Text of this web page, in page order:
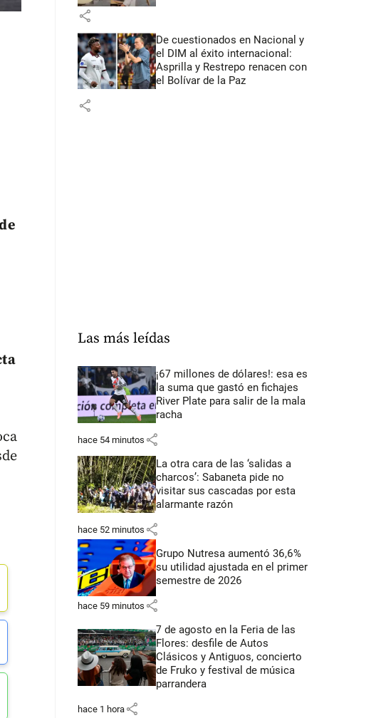
share
De cuestionados en Nacional y
el DIM al éxito internacional:
Asprilla y Restrepo renacen con
el Bolívar de la Paz
share
Las más leídas
¡67 millones de dólares!: esa es
la suma que gastó en fichajes
River Plate para salir de la mala
racha
hace 54 minutos share
La otra cara de las ‘salidas a
charcos’: Sabaneta pide no
visitar sus cascadas por esta
alarmante razón
hace 52 minutos share
Grupo Nutresa aumentó 36,6%
su utilidad ajustada en el primer
semestre de 2026
hace 59 minutos share
7 de agosto en la Feria de las
Flores: desfile de Autos
Clásicos y Antiguos, concierto
de Fruko y festival de música
parrandera
hace 1 hora share